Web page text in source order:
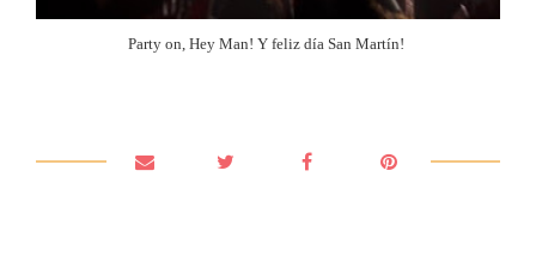
Party on, Hey Man! Y feliz día San Martín!